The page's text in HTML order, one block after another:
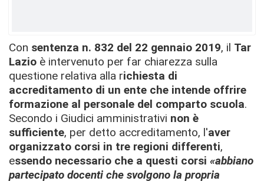
Con sentenza n. 832 del 22 gennaio 2019, il Tar
Lazio è intervenuto per far chiarezza sulla
questione relativa alla richiesta di
accreditamento di un ente che intende offrire
formazione al personale del comparto scuola.
Secondo i Giudici amministrativi non è
sufficiente, per detto accreditamento, l'aver
organizzato corsi in tre regioni differenti,
essendo necessario che a questi corsi «abbiano
partecipato docenti che svolgono la propria